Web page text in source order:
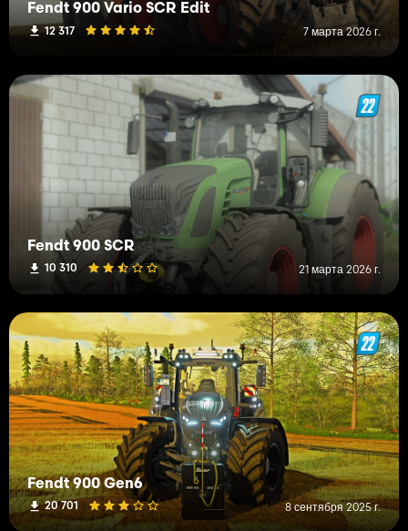
Fendt 900 Vario SCR Edit
12 317 7 марта 2026 г.
Fendt 900 SCR
10 310 21 марта 2026 г.
Fendt 900 Gen6
20 701 8 сентября 2025 г.